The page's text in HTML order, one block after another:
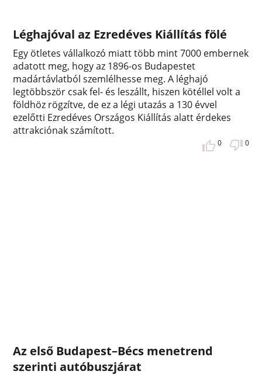
Léghajóval az Ezredéves Kiállítás fölé
Egy ötletes vállalkozó miatt több mint 7000 embernek
adatott meg, hogy az 1896-os Budapestet
madártávlatból szemlélhesse meg. A léghajó
legtöbbször csak fel- és leszállt, hiszen kötéllel volt a
földhöz rögzítve, de ez a légi utazás a 130 évvel
ezelőtti Ezredéves Országos Kiállítás alatt érdekes
attrakciónak számított.
0 0
Az első Budapest–Bécs menetrend
szerinti autóbuszjárat